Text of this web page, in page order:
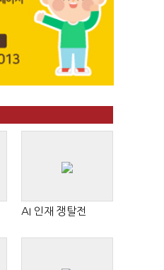
AI 인재 쟁탈전